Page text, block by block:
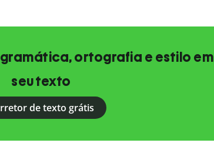
ortografia e estilo em
seu texto
de texto grátis